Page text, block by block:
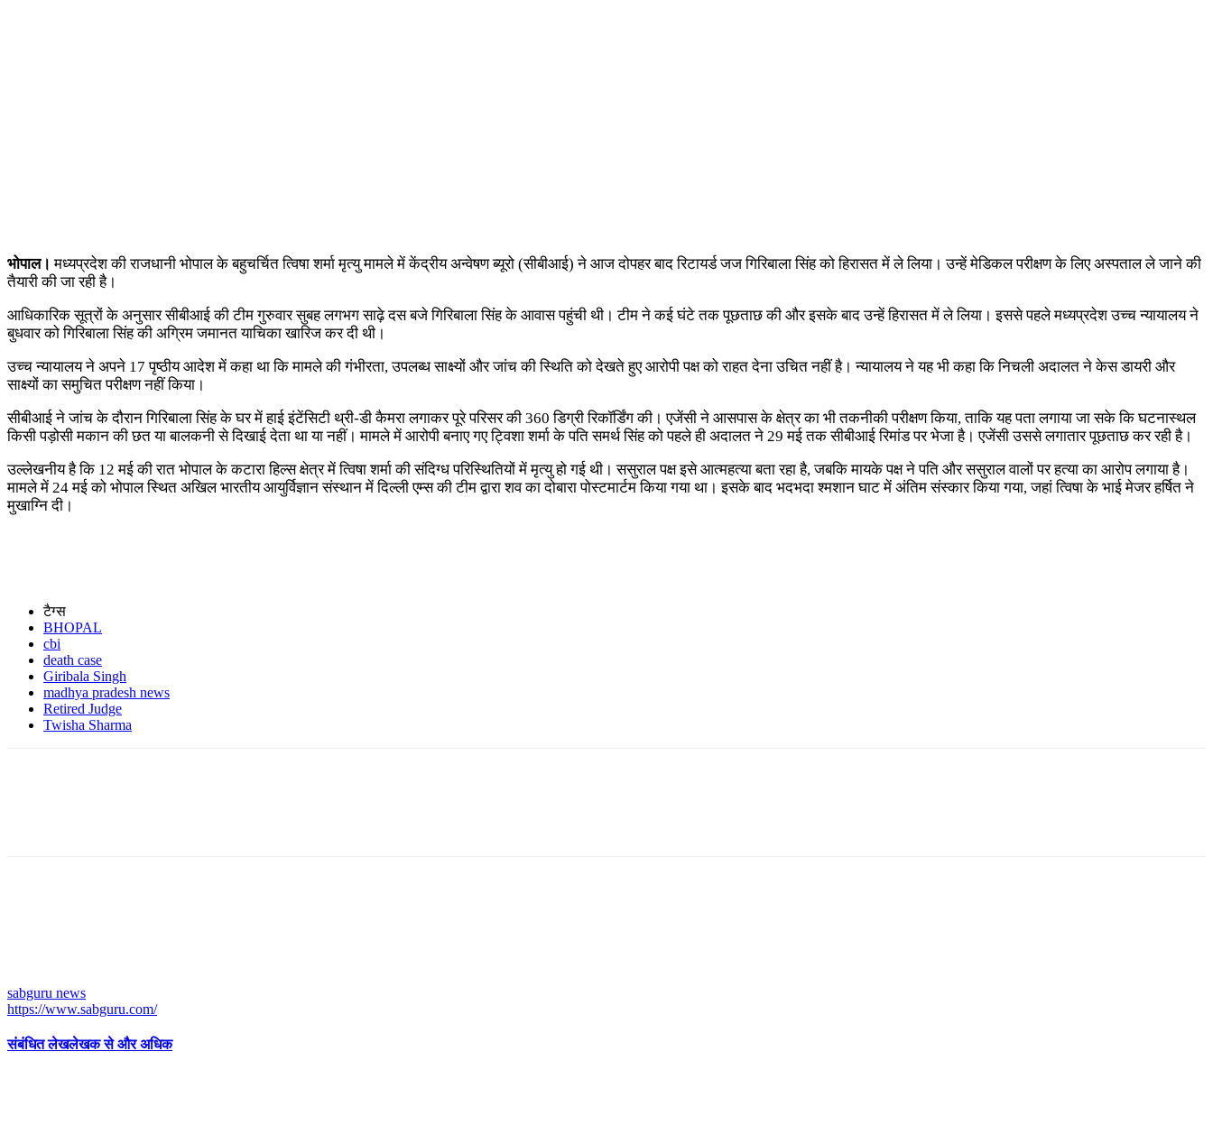
भोपाल। मध्यप्रदेश की राजधानी भोपाल के बहुचर्चित त्विषा शर्मा मृत्यु मामले में केंद्रीय अन्वेषण ब्यूरो (सीबीआई) ने आज दोपहर बाद रिटायर्ड जज गिरिबाला सिंह को हिरासत में ले लिया। उन्हें मेडिकल परीक्षण के लिए अस्पताल ले जाने की
तैयारी की जा रही है।
आधिकारिक सूत्रों के अनुसार सीबीआई की टीम गुरुवार सुबह लगभग साढ़े दस बजे गिरिबाला सिंह के आवास पहुंची थी। टीम ने कई घंटे तक पूछताछ की और इसके बाद उन्हें हिरासत में ले लिया। इससे पहले मध्यप्रदेश उच्च न्यायालय ने
बुधवार को गिरिबाला सिंह की अग्रिम जमानत याचिका खारिज कर दी थी।
उच्च न्यायालय ने अपने 17 पृष्ठीय आदेश में कहा था कि मामले की गंभीरता, उपलब्ध साक्ष्यों और जांच की स्थिति को देखते हुए आरोपी पक्ष को राहत देना उचित नहीं है। न्यायालय ने यह भी कहा कि निचली अदालत ने केस डायरी और
साक्ष्यों का समुचित परीक्षण नहीं किया।
सीबीआई ने जांच के दौरान गिरिबाला सिंह के घर में हाई इंटेंसिटी थ्री-डी कैमरा लगाकर पूरे परिसर की 360 डिग्री रिकॉर्डिंग की। एजेंसी ने आसपास के क्षेत्र का भी तकनीकी परीक्षण किया, ताकि यह पता लगाया जा सके कि घटनास्थल
किसी पड़ोसी मकान की छत या बालकनी से दिखाई देता था या नहीं। मामले में आरोपी बनाए गए ट्विशा शर्मा के पति समर्थ सिंह को पहले ही अदालत ने 29 मई तक सीबीआई रिमांड पर भेजा है। एजेंसी उससे लगातार पूछताछ कर रही है।
उल्लेखनीय है कि 12 मई की रात भोपाल के कटारा हिल्स क्षेत्र में त्विषा शर्मा की संदिग्ध परिस्थितियों में मृत्यु हो गई थी। ससुराल पक्ष इसे आत्महत्या बता रहा है, जबकि मायके पक्ष ने पति और ससुराल वालों पर हत्या का आरोप लगाया है।
मामले में 24 मई को भोपाल स्थित अखिल भारतीय आयुर्विज्ञान संस्थान में दिल्ली एम्स की टीम द्वारा शव का दोबारा पोस्टमार्टम किया गया था। इसके बाद भदभदा श्मशान घाट में अंतिम संस्कार किया गया, जहां त्विषा के भाई मेजर हर्षित ने
मुखाग्नि दी।
टैग्स
BHOPAL
cbi
death case
Giribala Singh
madhya pradesh news
Retired Judge
Twisha Sharma
sabguru news
https://www.sabguru.com/
संबंधित लेखलेखक से और अधिक